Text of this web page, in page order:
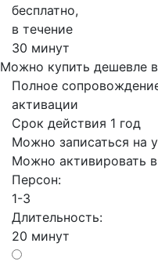
бесплатно,
в течение
30 минут
Можно купить дешевле
Полное
активации
Срок действия 1 год
Можно записаться на
Можно активировать
Персон:
1-3
Длительность:
20 минут